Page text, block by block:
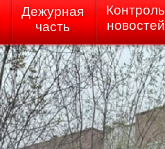
Дежурная
часть
Контроль
новостей